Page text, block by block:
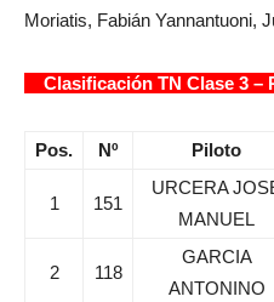
Moriatis, Fabián Yannantuoni,
Clasificación TN Clase 3 –
Pos. Nº Piloto
1 151
URCERA
MANUEL
2 118
GARCIA
ANTONINO